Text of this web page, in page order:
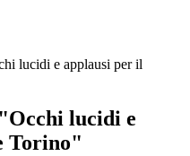
lucidi e applausi per il
lucidi e
Torino"